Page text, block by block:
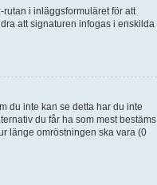
i inläggsformuläret för att
att signaturen infogas i enskilda
du inte kan se detta har du inte
du får ha som mest bestäms
länge omröstningen ska vara (0